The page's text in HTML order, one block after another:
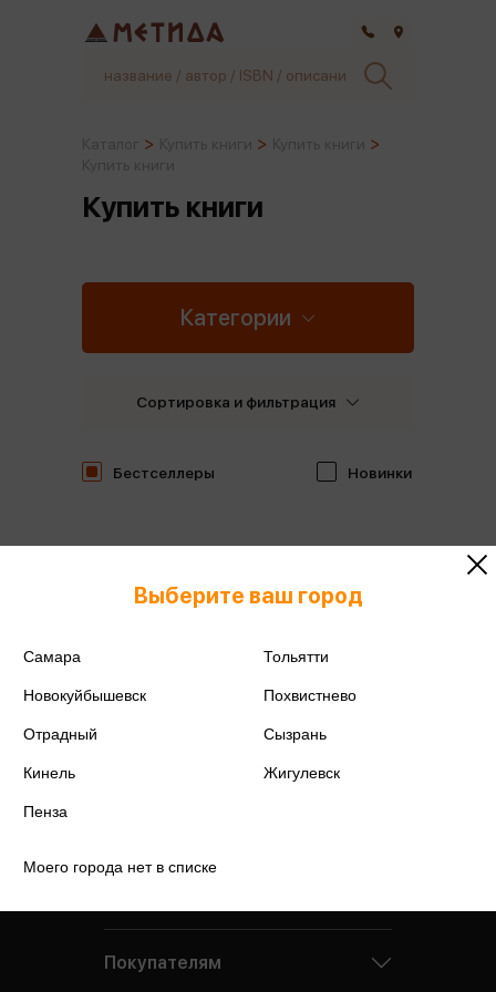
Купить книги
Категории
Бестселлеры Новинки
Сортировка и фильтрация
Выберите ваш город
Самара Тольятти
Новокуйбышевск Похвистнево
Отрадный Сызрань
Кинель Жигулевск
Пенза
Моего города нет в списке
Покупателям